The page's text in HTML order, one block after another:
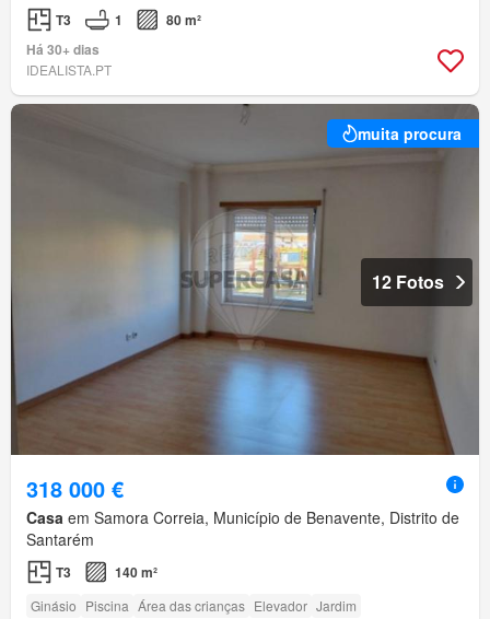
T3 1
80 m²
Há 30+ dias
IDEALISTA.PT
muita procura
12 Fotos
318 000 €
Casa em Samora Correia, Município de Benavente, Distrito de
Santarém
T3 140 m²
Ginásio Piscina Área das crianças Elevador Jardim